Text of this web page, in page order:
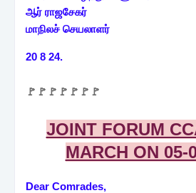
ஆர் ராஜசேகர்
மாநிலச் செயலாளர்
20 8 24.
🚩🚩🚩🚩🚩🚩🚩
JOINT FORUM
MARCH ON 05-
Dear Comrades,